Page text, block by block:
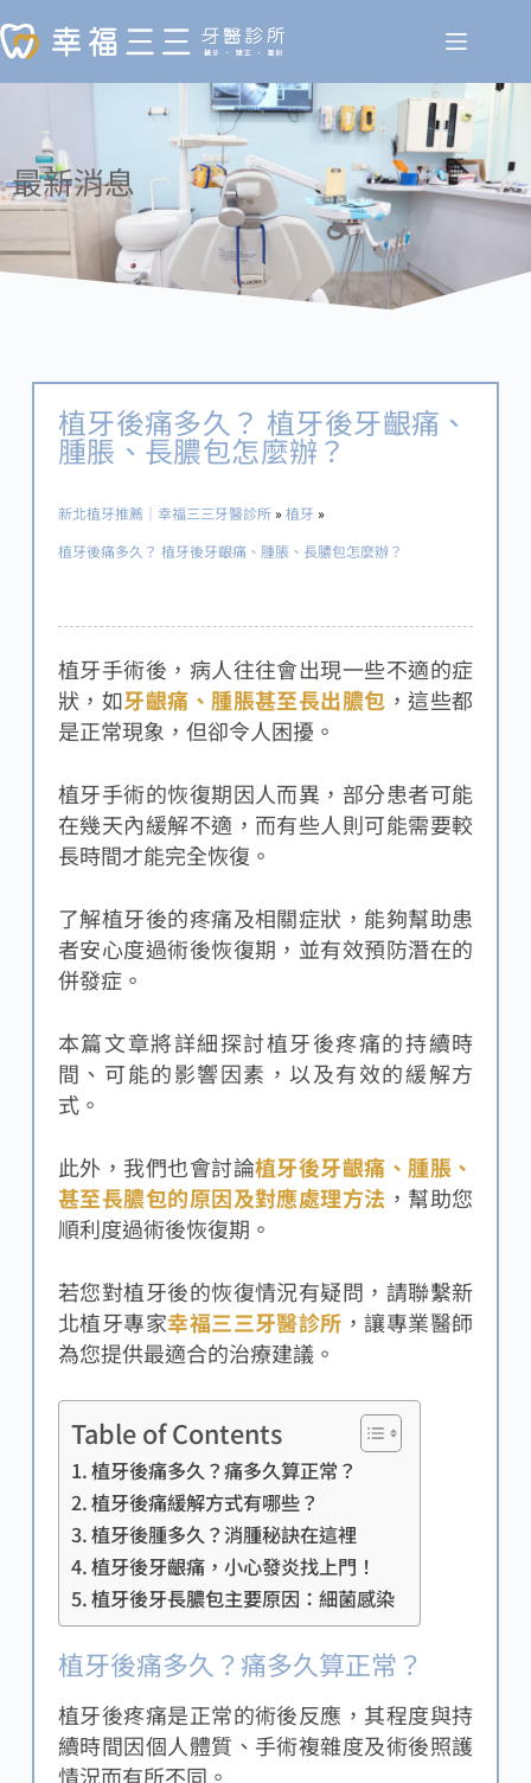
最新消息
News
植牙後痛多久？ 植牙後牙齦痛、
腫脹、長膿包怎麼辦？
新北植牙推薦｜幸福三三牙醫診所 »植牙 »
植牙後痛多久？ 植牙後牙齦痛、腫脹、長膿包怎麼辦？
植牙手術後，病人往往會出現一些不適的症
狀，如牙齦痛、腫脹甚至長出膿包 ，這些都
是正常現象，但卻令人困擾。
植牙手術的恢復期因人而異，部分患者可能
在幾天內緩解不適，而有些人則可能需要較
長時間才能完全恢復。
了解植牙後的疼痛及相關症狀，能夠幫助患
者安心度過術後恢復期，並有效預防潛在的
併發症。
本篇文章將詳細探討植牙後疼痛的持續時
間、可能的影響因素，以及有效的緩解方
式。
此外，我們也會討論植牙後牙齦痛、腫脹、
甚至長膿包的原因及對應處理方法 ，幫助您
順利度過術後恢復期。
若您對植牙後的恢復情況有疑問，請聯繫新
北植牙專家幸福三三牙醫診所 ，讓專業醫師
為您提供最適合的治療建議。
Table of Contents
植牙後痛多久？痛多久算正常？
植牙後痛緩解方式有哪些？
植牙後腫多久？消腫秘訣在這裡
植牙後牙齦痛，小心發炎找上門！
植牙後牙長膿包主要原因：細菌感染
植牙後痛多久？痛多久算正常？
植牙後疼痛是正常的術後反應，其程度與持
續時間因個人體質、手術複雜度及術後照護
情況而有所不同。